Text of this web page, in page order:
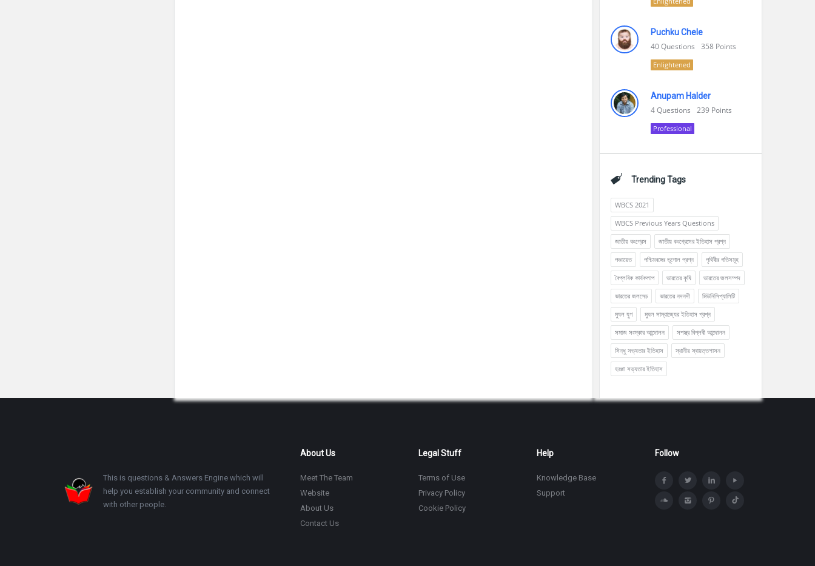
Puchku Chele
40Questions 358 Points
Enlightened
Anupam Halder
4Questions 239 Points
Professional
Trending Tags
WBCS 2021
WBCS Previous Years Questions
জাতীয় কংগ্রেস
জাতীয় কংগ্রেসের ইতিহাস প্রশ্ন
পঞ্চায়েত
পশ্চিমবঙ্গের ভূগোল প্রশ্ন
পৃথিবীর গতিসমূহ
বৈপ্লবিক কার্যকলাপ
ভারতের কৃষি
ভারতের জলসম্পদ
ভারতের জলসেচ
ভারতের নদনদী
মিউনিসিপ্যালিটি
মুঘল যুগ
মুঘল সাম্রাজ্যের ইতিহাস প্রশ্ন
সমাজ সংস্কার আন্দোলন
সশস্ত্র বিপ্লবী আন্দোলন
সিন্ধু সভ্যতার ইতিহাস
স্থানীয় স্বায়ত্তশাসন
হরপ্পা সভ্যতার ইতিহাস
This is questions & Answers Engine which will
help you establish your community and connect
with other people.
About Us
Meet The Team
Website
About Us
Contact Us
Legal Stuff
Terms of Use
Privacy Policy
Cookie Policy
Help
Knowledge Base
Support
Follow